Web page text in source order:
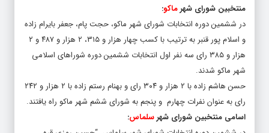
منتخبین شورای شهرماکو:
در ششمین دوره انتخابات شورای شهر ماکو، حجت پام، جعفر بایرام زاده
و اسلام پور قنبر به ترتیب با کسب چهار هزار و ۳۱۵، ۲ هزار و ۴۸۷ و ۲
هزار و ۳۸۵ رای سه نفر اول انتخابات ششمین دوره شوراهای اسلامی
شهر ماکو شدند.
حسن هاشم زاده با ۲ هزار و ۳۰۴ رای و بهنام رستم زاده با ۲ هزار و ۲۴۲
رای به عنوان نفرات چهارم و پنجم به شورای ششم شهر ماکو راه یافتند.
اسامی منتخبین شورای شهرسلماس: